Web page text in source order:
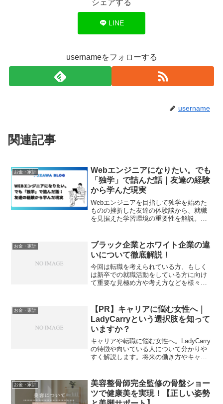
シェアする
LINE
usernameをフォローする
username
関連記事
お金・家計
Webエンジニアになりたい。でも
「独学」で詰んだ話｜友達の経験
から学んだ現実
Webエンジニアを目指して独学を始めた
ものの挫折した友達の体験談から、就職
を見据えた学習環境の重要性を解説。未
した。
お金・家計
ブラック企業とホワイト企業の違
いについて徹底解説！
今回は転職を考えられている方、もしく
は新卒での就職活動をしている方に向け
て重要な見極め方や考え方などを様々な
きにはパワハラやモラハラを用いながら
労働者を酷使する「ブラッ...
お金・家計
【PR】キャリアに悩む女性へ｜
LadyCarryという選択肢を知って
いますか？
キャリアや転職に悩む女性へ。LadyCarry
の特徴や向いている人について分かりや
すく解説します。将来の働き方やキャリ
お金・家計
美容整骨師完全監修の骨盤ショー
ツで健康美を実現！【正しい姿勢